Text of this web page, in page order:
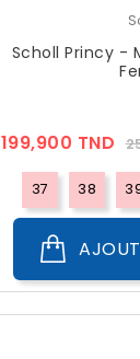
Scholl Princy -
199,900 TND
37 38